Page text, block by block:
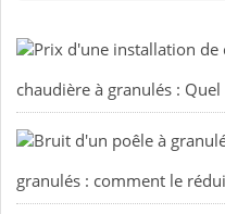
chaudière à granulés :
granulés : comment le